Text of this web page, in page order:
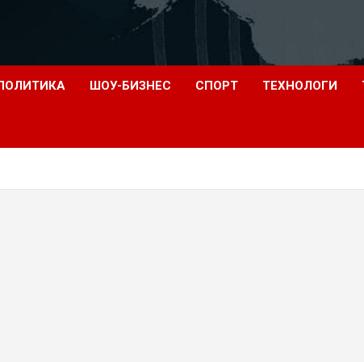
ШОУ-БИЗНЕС СПОРТ ТЕХНОЛОГИ